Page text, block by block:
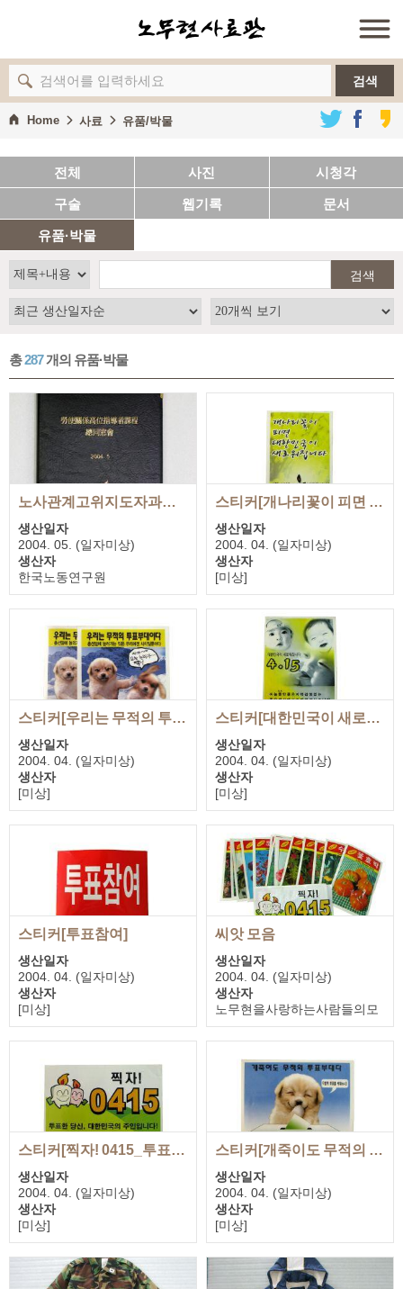
검색
Home 사료 유품/박물
전체 사진 시청각
구술 웹기록 문서
유품·박물
검색
총287개의 유품·박물
노사관계고위지도자과정 총동창회[한국노동연구원2004]
생산일자
2004. 05. (일자미상)
생산자
한국노동연구원
기증자
성원호
스티커[개나리꽃이 피면 대한민국이 새로워집니다_4월15일 심판합시다!]
생산일자
2004. 04. (일자미상)
생산자
[미상]
기증자
노무현을사랑하는사람들의모
스티커[우리는 무적의 투표부대이다]
생산일자
2004. 04. (일자미상)
생산자
[미상]
기증자
노무현을사랑하는사람들의모
스티커[대한민국이 새로워집니다 4ㆍ15]
생산일자
2004. 04. (일자미상)
생산자
[미상]
기증자
노무현을사랑하는사람들의모
임
스티커[투표참여]
생산일자
2004. 04. (일자미상)
생산자
[미상]
기증자
노무현을사랑하는사람들의모
씨앗 모음
생산일자
2004. 04. (일자미상)
생산자
노무현을사랑하는사람들의모
임
기증자
노무현을사랑하는사람들의모
스티커[찍자! 0415_투표한 당신, 대한민국의 주인입니다!]
생산일자
2004. 04. (일자미상)
생산자
[미상]
기증자
노무현을사랑하는사람들의모
스티커[개죽이도 무적의 투표부대이다]
생산일자
2004. 04. (일자미상)
생산자
[미상]
기증자
노무현을사랑하는사람들의모